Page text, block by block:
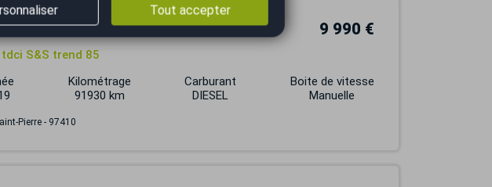
Fiesta 9 990 €
tdci S&S trend 85
Kilométrage
91930 km
Carburant
DIESEL
Boite de vitesse
Manuelle
Pierre - 97410
Tout accepter